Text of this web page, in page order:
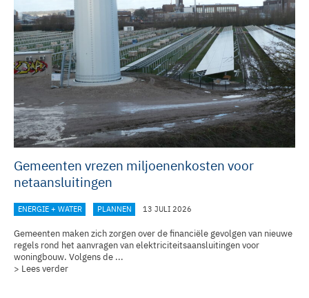
Gemeenten vrezen miljoenenkosten voor
netaansluitingen
ENERGIE + WATER PLANNEN 13 JULI 2026
Gemeenten maken zich zorgen over de financiële gevolgen van nieuwe
regels rond het aanvragen van elektriciteitsaansluitingen voor
woningbouw. Volgens de ...
> Lees verder